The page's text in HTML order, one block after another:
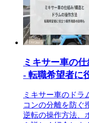
ミキサー車の
- 転職希望者に
ミキサー車のドラ
コンの分離を防ぐ
逆転の操作方法、